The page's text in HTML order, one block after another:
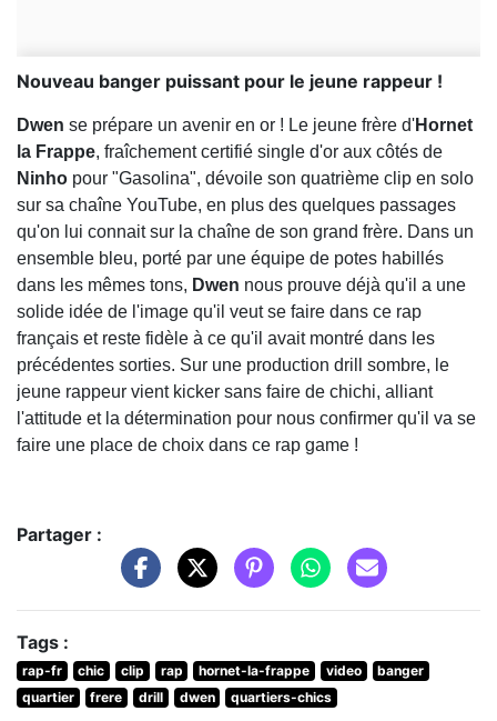
Nouveau banger puissant pour le jeune rappeur !
Dwen se prépare un avenir en or ! Le jeune frère d'Hornet
la Frappe, fraîchement certifié single d'or aux côtés de
Ninho pour "Gasolina", dévoile son quatrième clip en solo
sur sa chaîne YouTube, en plus des quelques passages
qu'on lui connait sur la chaîne de son grand frère. Dans un
ensemble bleu, porté par une équipe de potes habillés
dans les mêmes tons, Dwen nous prouve déjà qu'il a une
solide idée de l'image qu'il veut se faire dans ce rap
français et reste fidèle à ce qu'il avait montré dans les
précédentes sorties. Sur une production drill sombre, le
jeune rappeur vient kicker sans faire de chichi, alliant
l'attitude et la détermination pour nous confirmer qu'il va se
faire une place de choix dans ce rap game !
Partager :
Tags :
rap-fr chic clip rap hornet-la-frappe video
banger
quartier
frere drill dwen quartiers-chics